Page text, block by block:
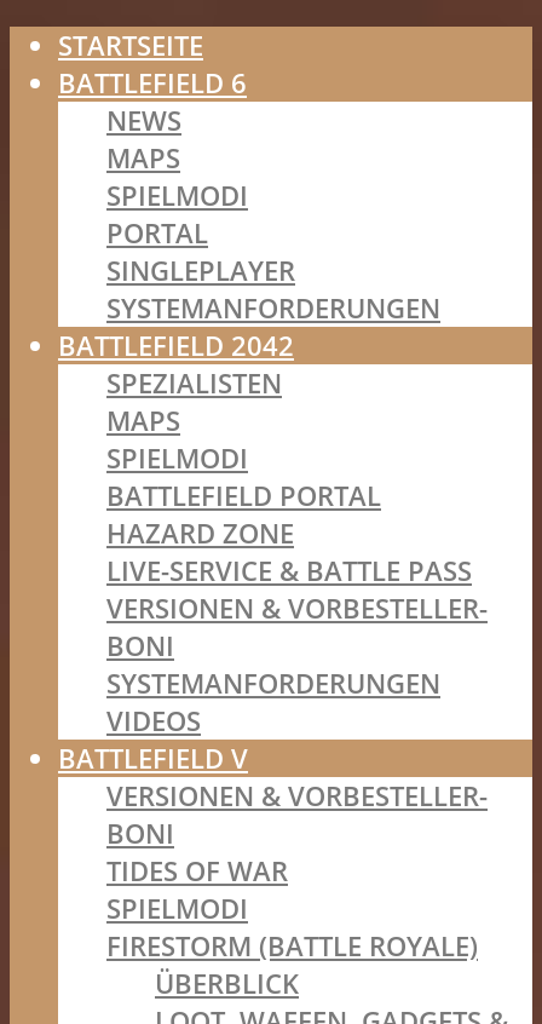
STARTSEITE
BATTLEFIELD 6
NEWS
MAPS
SPIELMODI
PORTAL
SINGLEPLAYER
SYSTEMANFORDERUNGEN
BATTLEFIELD 2042
SPEZIALISTEN
MAPS
SPIELMODI
BATTLEFIELD PORTAL
HAZARD ZONE
LIVE-SERVICE & BATTLE PASS
VERSIONEN & VORBESTELLER-
BONI
SYSTEMANFORDERUNGEN
VIDEOS
BATTLEFIELD V
VERSIONEN & VORBESTELLER-
BONI
TIDES OF WAR
SPIELMODI
FIRESTORM (BATTLE ROYALE)
ÜBERBLICK